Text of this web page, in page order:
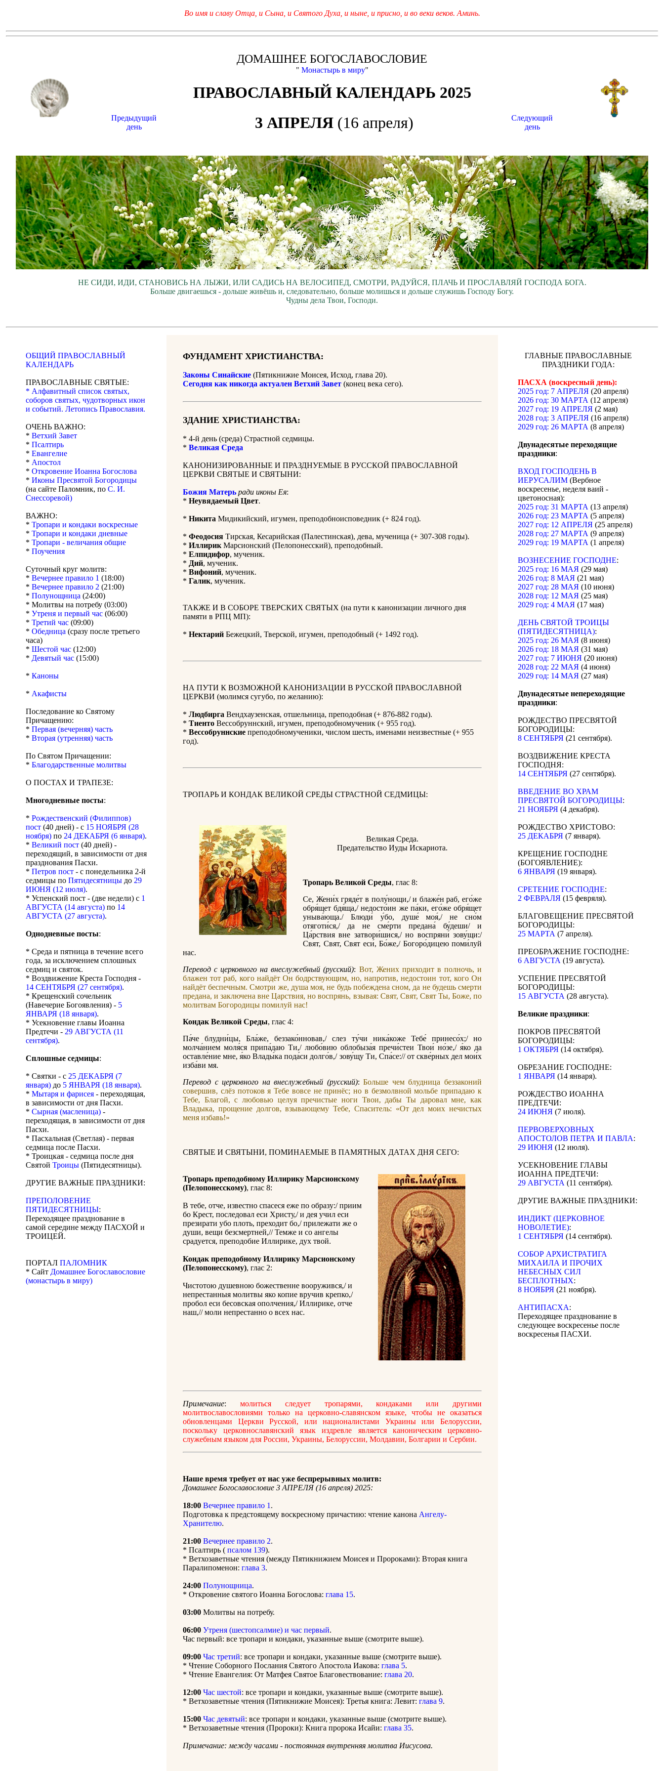
Во имя и славу Отца, и Сына, и Святого Духа, и ныне, и присно, и во веки веков. Аминь.
ДОМАШНЕЕ БОГОСЛАВОСЛОВИЕ
" Монастырь в миру"
ПРАВОСЛАВНЫЙ КАЛЕНДАРЬ 2025
Предыдущий
день
3 АПРЕЛЯ(16 апреля)
Следующий
день
НЕ СИДИ, ИДИ, СТАНОВИСЬ НА ЛЫЖИ, ИЛИ САДИСЬ НА ВЕЛОСИПЕД, СМОТРИ, РАДУЙСЯ, ПЛАЧЬ И ПРОСЛАВЛЯЙ ГОСПОДА БОГА.
Больше двигаешься - дольше живёшь и, следовательно, больше молишься и дольше служишь Господу Богу.
Чудны дела Твои, Господи.
ОБЩИЙ ПРАВОСЛАВНЫЙ
КАЛЕНДАРЬ
ПРАВОСЛАВНЫЕ СВЯТЫЕ:
* Алфавитный список святых,
соборов святых, чудотворных икон
и событий. Летопись Православия.
ОЧЕНЬ ВАЖНО:
* Ветхий Завет
* Псалтирь
* Евангелие
* Апостол
* Откровение Иоанна Богослова
* Иконы Пресвятой Богородицы
(на сайте Паломник, по С. И.
Снессоревой)
ВАЖНО:
* Тропари и кондаки воскресные
* Тропари и кондаки дневные
* Тропари - величания общие
* Поучения
Суточный круг молитв:
* Вечернее правило 1 (18:00)
* Вечернее правило 2 (21:00)
* Полунощница (24:00)
* Молитвы на потребу (03:00)
* Утреня и первый час (06:00)
* Третий час (09:00)
* Обедница (сразу после третьего
часа)
* Шестой час (12:00)
* Девятый час (15:00)
* Каноны
* Акафисты
Последование ко Святому
Причащению:
* Первая (вечерняя) часть
* Вторая (утренняя) часть
По Святом Причащении:
* Благодарственные молитвы
О ПОСТАХ И ТРАПЕЗЕ:
Многодневные посты:
* Рождественский (Филиппов)
пост (40 дней) - с 15 НОЯБРЯ (28
ноября) по 24 ДЕКАБРЯ (6 января).
* Великий пост (40 дней) -
переходящий, в зависимости от дня
празднования Пасхи.
* Петров пост - с понедельника 2-й
седмицы по Пятидесятницы до 29
ИЮНЯ (12 июля).
* Успенский пост - (две недели) с 1
АВГУСТА (14 августа) по 14
АВГУСТА (27 августа).
Однодневные посты:
* Среда и пятница в течение всего
года, за исключением сплошных
седмиц и святок.
* Воздвижение Креста Господня -
14 СЕНТЯБРЯ (27 сентября).
* Крещенский сочельник
(Навечерие Богоявления) - 5
ЯНВАРЯ (18 января).
* Усекновение главы Иоанна
Предтечи - 29 АВГУСТА (11
сентября).
Сплошные седмицы:
* Святки - с 25 ДЕКАБРЯ (7
января) до 5 ЯНВАРЯ (18 января).
* Мытаря и фарисея - переходящая,
в зависимости от дня Пасхи.
* Сырная (масленица) -
переходящая, в зависимости от дня
Пасхи.
* Пасхальная (Светлая) - первая
седмица после Пасхи.
* Троицкая - седмица после дня
Святой Троицы (Пятидесятницы).
ДРУГИЕ ВАЖНЫЕ ПРАЗДНИКИ:
ПРЕПОЛОВЕНИЕ
ПЯТИДЕСЯТНИЦЫ:
Переходящее празднование в
самой середине между ПАСХОЙ и
ТРОИЦЕЙ.
ПОРТАЛ ПАЛОМНИК
* Сайт Домашнее Богославословие
(монастырь в миру)
ФУНДАМЕНТ ХРИСТИАНСТВА:
Законы Синайские (Пятикнижие Моисея, Исход, глава 20).
Сегодня как никогда актуален Ветхий Завет (конец века сего).
ЗДАНИЕ ХРИСТИАНСТВА:
* 4-й день (среда) Страстной седмицы.
* Великая Среда
КАНОНИЗИРОВАННЫЕ И ПРАЗДНУЕМЫЕ В РУССКОЙ ПРАВОСЛАВНОЙ
ЦЕРКВИ СВЯТЫЕ И СВЯТЫНИ:
Божия Матерь ради иконы Ея:
* Неувядаемый Цвет.
* Никита Мидикийский, игумен, преподобноисповедник (+ 824 год).
* Феодосия Тирская, Кесарийская (Палестинская), дева, мученица (+ 307-308 годы).
* ИллирикМарсионский (Пелопонесский), преподобный.
* Елпидифор, мученик.
* Дий, мученик.
* Вифоний, мученик.
* Галик, мученик.
ТАКЖЕ И В СОБОРЕ ТВЕРСКИХ СВЯТЫХ (на пути к канонизации личного дня
памяти в РПЦ МП):
* Нектарий Бежецкий, Тверской, игумен, преподобный (+ 1492 год).
НА ПУТИ К ВОЗМОЖНОЙ КАНОНИЗАЦИИ В РУССКОЙ ПРАВОСЛАВНОЙ
ЦЕРКВИ (молимся сугубо, по желанию):
* Людбирга Вендхаузенская, отшельница, преподобная (+ 876-882 годы).
* Тиенто Вессобруннский, игумен, преподобномученик (+ 955 год).
* Вессобруннские преподобномученики, числом шесть, именами неизвестные (+ 955
год).
ТРОПАРЬ И КОНДАК ВЕЛИКОЙ СРЕДЫ СТРАСТНОЙ СЕДМИЦЫ:
Великая Среда.
Предательство Иуды Искариота.
Тропарь Великой Среды, глас 8:
Се, Жени́х гряде́т в полу́нощи,/ и блаже́н раб, его́же
обря́щет бдя́ща,/ недосто́ин же па́ки, его́же обря́щет
уныва́юща./ Блюди́ у́бо, душе́ моя́,/ не сно́м
отяготи́ся,/ да не сме́рти предана́ бу́деши/ и
Ца́рствия вне затвори́шися,/ но воспряни́ зову́щи:/
Свят, Свят, Свят еси́, Бо́же,/ Богоро́дицею поми́луй
нас.
Перевод c церковного на внеслужебный (русский): Вот, Жених приходит в полночь, и
блажен тот раб, кого найдёт Он бодрствующим, но, напротив, недостоин тот, кого Он
найдёт беспечным. Смотри же, душа моя, не будь побеждена сном, да не будешь смерти
предана, и заключена вне Царствия, но воспрянь, взывая: Свят, Свят, Свят Ты, Боже, по
молитвам Богородицы помилуй нас!
Кондак Великой Среды, глас 4:
Па́че блудни́цы, Бла́же, беззако́нновав,/ слез ту́чи ника́коже Тебе́ принесо́х;/ но
молча́нием моля́ся припа́даю Ти,/ любо́вию облобыза́я пречи́стеи Твои́ но́зе,/ я́ко да
оставле́ние мне, я́ко Влады́ка пода́си долго́в,/ зову́щу Ти, Спа́се:// от скве́рных дел мои́х
изба́ви мя.
Перевод c церковного на внеслужебный (русский):Больше чем блудница беззаконий
совершив, слёз потоков я Тебе вовсе не принёс; но в безмолвной мольбе припадаю к
Тебе, Благой, с любовью целуя пречистые ноги Твои, дабы Ты даровал мне, как
Владыка, прощение долгов, взывающему Тебе, Спаситель: «От дел моих нечистых
меня избавь!»
СВЯТЫЕ И СВЯТЫНИ, ПОМИНАЕМЫЕ В ПАМЯТНЫХ ДАТАХ ДНЯ СЕГО:
Тропарь преподобному Иллирику Марсионскому
(Пелопонесскому), глас 8:
В тебе, отче, известно спасеся еже по образу:/ приим
бо Крест, последовал еси Христу,/ и дея учил еси
презирати убо плоть, преходит бо,/ прилежати же о
души, вещи безсмертней,// Темже и со ангелы
срадуется, преподобие Иллирике, дух твой.
Кондак преподобному Иллирику Марсионскому
(Пелопонесскому), глас 2:
Чистотою душевною божественне вооружився,/ и
непрестанныя молитвы яко копие вручив крепко,/
пробол еси бесовская ополчения,/ Иллирике, отче
наш,// моли непрестанно о всех нас.
Примечание: молиться следует тропарями, кондаками или другими
молитвославословиями только на церковно-славянском языке, чтобы не оказаться
обновленцами Церкви Русской, или националистами Украины или Белоруссии,
поскольку церковнославянский язык издревле является каноническим церковно-
служебным языком для России, Украины, Белоруссии, Молдавии, Болгарии и Сербии.
Наше время требует от нас уже беспрерывных молитв:
Домашнее Богославословие 3 АПРЕЛЯ (16 апреля) 2025:
18:00 Вечернее правило 1.
Подготовка к предстоящему воскресному причастию: чтение канона Ангелу-
Хранителю.
21:00 Вечернее правило 2.
* Псалтирь ( псалом 139).
* Ветхозаветные чтения (между Пятикнижием Моисея и Пророками): Вторая книга
Паралипоменон: глава 3.
24:00 Полунощница.
* Откровение святого Иоанна Богослова: глава 15.
03:00 Молитвы на потребу.
06:00 Утреня (шестопсалмие) и час первый.
Час первый: все тропари и кондаки, указанные выше (смотрите выше).
09:00 Час третий: все тропари и кондаки, указанные выше (смотрите выше).
* Чтение Соборного Послания Святого Апостола Иакова: глава 5.
* Чтение Евангелия: От Матфея Святое Благовествование: глава 20.
12:00 Час шестой: все тропари и кондаки, указанные выше (смотрите выше).
* Ветхозаветные чтения (Пятикнижие Моисея): Третья книга: Левит: глава 9.
15:00 Час девятый: все тропари и кондаки, указанные выше (смотрите выше).
* Ветхозаветные чтения (Пророки): Книга пророка Исайи: глава 35.
Примечание: между часами - постоянная внутренняя молитва Иисусова.
ГЛАВНЫЕ ПРАВОСЛАВНЫЕ
ПРАЗДНИКИ ГОДА:
ПАСХА (воскресный день):
2025 год: 7 АПРЕЛЯ (20 апреля)
2026 год: 30 МАРТА (12 апреля)
2027 год: 19 АПРЕЛЯ (2 мая)
2028 год: 3 АПРЕЛЯ (16 апреля)
2029 год: 26 МАРТА (8 апреля)
Двунадесятые переходящие
праздники:
ВХОД ГОСПОДЕНЬ В
ИЕРУСАЛИМ (Вербное
воскресенье, неделя ваий -
цветоносная):
2025 год: 31 МАРТА (13 апреля)
2026 год: 23 МАРТА (5 апреля)
2027 год: 12 АПРЕЛЯ (25 апреля)
2028 год: 27 МАРТА (9 апреля)
2029 год: 19 МАРТА (1 апреля)
ВОЗНЕСЕНИЕ ГОСПОДНЕ:
2025 год: 16 МАЯ (29 мая)
2026 год: 8 МАЯ (21 мая)
2027 год: 28 МАЯ (10 июня)
2028 год: 12 МАЯ (25 мая)
2029 год: 4 МАЯ (17 мая)
ДЕНЬ СВЯТОЙ ТРОИЦЫ
(ПЯТИДЕСЯТНИЦА):
2025 год: 26 МАЯ (8 июня)
2026 год: 18 МАЯ (31 мая)
2027 год: 7 ИЮНЯ (20 июня)
2028 год: 22 МАЯ (4 июня)
2029 год: 14 МАЯ (27 мая)
Двунадесятые непереходящие
праздники:
РОЖДЕСТВО ПРЕСВЯТОЙ
БОГОРОДИЦЫ:
8 СЕНТЯБРЯ (21 сентября).
ВОЗДВИЖЕНИЕ КРЕСТА
ГОСПОДНЯ:
14 СЕНТЯБРЯ (27 сентября).
ВВЕДЕНИЕ ВО ХРАМ
ПРЕСВЯТОЙ БОГОРОДИЦЫ:
21 НОЯБРЯ (4 декабря).
РОЖДЕСТВО ХРИСТОВО:
25 ДЕКАБРЯ (7 января).
КРЕЩЕНИЕ ГОСПОДНЕ
(БОГОЯВЛЕНИЕ):
6 ЯНВАРЯ (19 января).
СРЕТЕНИЕ ГОСПОДНЕ:
2 ФЕВРАЛЯ (15 февряля).
БЛАГОВЕЩЕНИЕ ПРЕСВЯТОЙ
БОГОРОДИЦЫ:
25 МАРТА (7 апреля).
ПРЕОБРАЖЕНИЕ ГОСПОДНЕ:
6 АВГУСТА (19 августа).
УСПЕНИЕ ПРЕСВЯТОЙ
БОГОРОДИЦЫ:
15 АВГУСТА (28 августа).
Великие праздники:
ПОКРОВ ПРЕСВЯТОЙ
БОГОРОДИЦЫ:
1 ОКТЯБРЯ (14 октября).
ОБРЕЗАНИЕ ГОСПОДНЕ:
1 ЯНВАРЯ (14 января).
РОЖДЕСТВО ИОАННА
ПРЕДТЕЧИ:
24 ИЮНЯ (7 июля).
ПЕРВОВЕРХОВНЫХ
АПОСТОЛОВ ПЕТРА И ПАВЛА:
29 ИЮНЯ (12 июля).
УСЕКНОВЕНИЕ ГЛАВЫ
ИОАННА ПРЕДТЕЧИ:
29 АВГУСТА (11 сентября).
ДРУГИЕ ВАЖНЫЕ ПРАЗДНИКИ:
ИНДИКТ (ЦЕРКОВНОЕ
НОВОЛЕТИЕ):
1 СЕНТЯБРЯ (14 сентября).
CОБОР АРХИСТРАТИГА
МИХАИЛА И ПРОЧИХ
НЕБЕСНЫХ СИЛ
БЕСПЛОТНЫХ:
8 НОЯБРЯ (21 ноября).
АНТИПАСХА:
Переходящее празднование в
следующее воскресенье после
воскресенья ПАСХИ.